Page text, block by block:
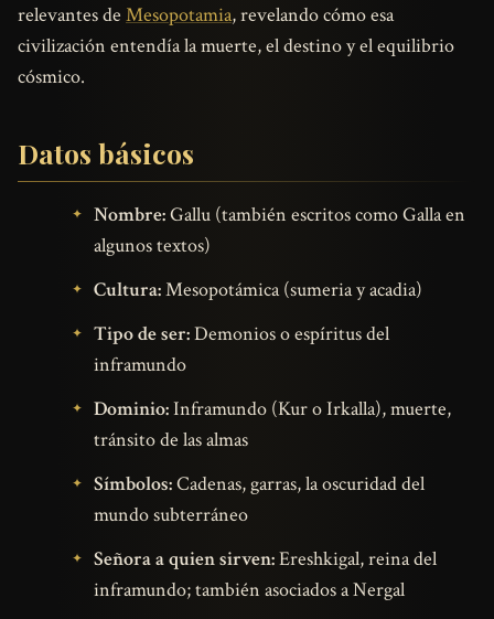
relevantes de Mesopotamia, revelando cómo esa
civilización entendía la muerte, el destino y el equilibrio
cósmico.
Datos básicos
Nombre:Gallu (también escritos como Galla en
algunos textos)
Cultura:Mesopotámica (sumeria y acadia)
Tipo de ser:Demonios o espíritus del
inframundo
Dominio:Inframundo (Kur o Irkalla), muerte,
tránsito de las almas
Símbolos:Cadenas, garras, la oscuridad del
mundo subterráneo
Señora a quien sirven:Ereshkigal, reina del
inframundo; también asociados a Nergal